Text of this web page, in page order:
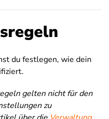
du festlegen, wie dein
gelten nicht für den
zu